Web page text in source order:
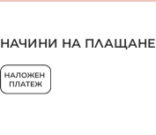
НАЧИНИ НА ПЛАЩАНЕ